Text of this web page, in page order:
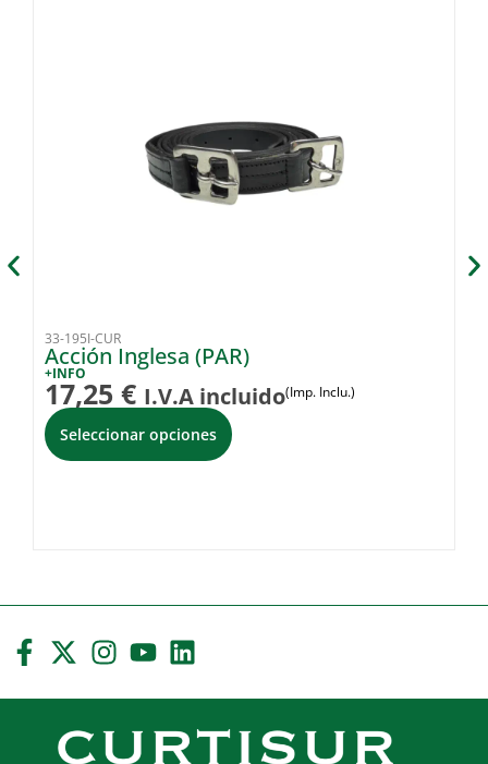
33-195I-CUR
Acción Inglesa (PAR)
+INFO
17,25 € I.V.A incluido(Imp. Inclu.)
Seleccionar opciones